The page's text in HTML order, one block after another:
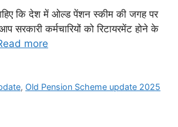
कि देश में ओल्ड पेंशन स्कीम की जगह पर
कर्मचारियों को रिटायरमेंट होने के
more
, Old Pension Scheme update 2025